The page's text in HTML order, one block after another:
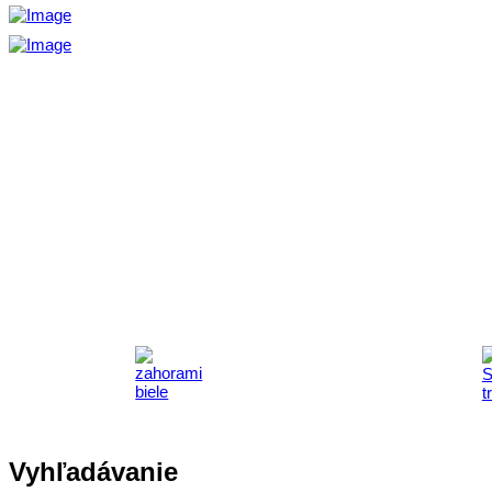
Vyhľadávanie